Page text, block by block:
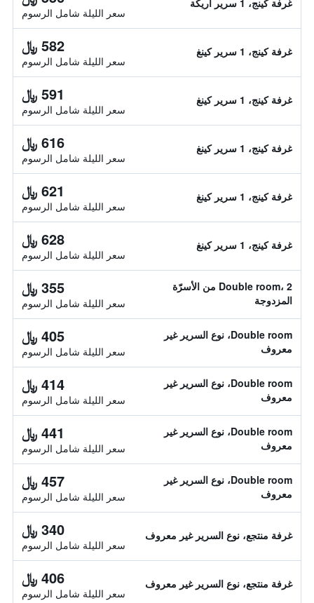
غرفة كينج، 1 سرير أريكة
سعر الليلة شامل الرسوم
غرفة كينج، 1 سرير كينغ 582 ﷼
سعر الليلة شامل الرسوم
غرفة كينج، 1 سرير كينغ 591 ﷼
سعر الليلة شامل الرسوم
غرفة كينج، 1 سرير كينغ 616 ﷼
سعر الليلة شامل الرسوم
غرفة كينج، 1 سرير كينغ 621 ﷼
سعر الليلة شامل الرسوم
غرفة كينج، 1 سرير كينغ 628 ﷼
سعر الليلة شامل الرسوم
Double room، 2 من الأسرّة
المزدوجة
355 ﷼
سعر الليلة شامل الرسوم
Double room، نوع السرير غير
معروف
405 ﷼
سعر الليلة شامل الرسوم
Double room، نوع السرير غير
معروف
414 ﷼
سعر الليلة شامل الرسوم
Double room، نوع السرير غير
معروف
441 ﷼
سعر الليلة شامل الرسوم
Double room، نوع السرير غير
معروف
457 ﷼
سعر الليلة شامل الرسوم
غرفة منتجع، نوع السرير غير معروف 340 ﷼
سعر الليلة شامل الرسوم
غرفة منتجع، نوع السرير غير معروف 406 ﷼
سعر الليلة شامل الرسوم